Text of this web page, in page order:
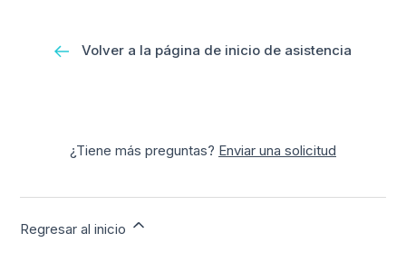
Volver a la página de inicio de asistencia
¿Tiene más preguntas? Enviar una solicitud
Regresar al inicio